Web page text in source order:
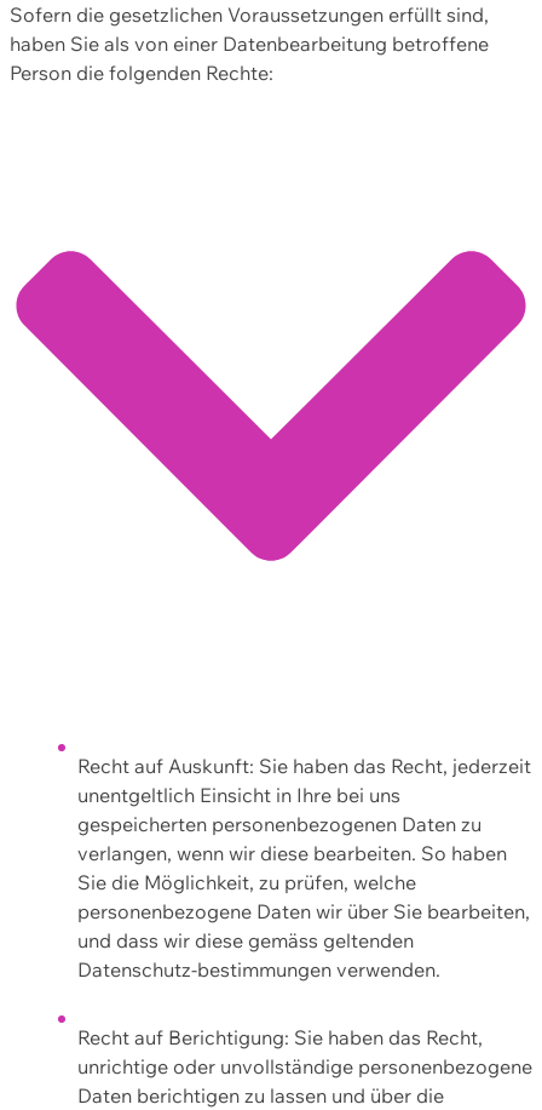
Sofern die gesetzlichen Voraussetzungen erfüllt sind,
haben Sie als von einer Datenbearbeitung betroffene
Person die folgenden Rechte:
Recht auf Auskunft: Sie haben das Recht, jederzeit
unentgeltlich Einsicht in Ihre bei uns
gespeicherten personenbezogenen Daten zu
verlangen, wenn wir diese bearbeiten. So haben
Sie die Möglichkeit, zu prüfen, welche
personenbezogene Daten wir über Sie bearbeiten,
und dass wir diese gemäss geltenden
Datenschutz-bestimmungen verwenden.
Recht auf Berichtigung: Sie haben das Recht,
unrichtige oder unvollständige personenbezogene
Daten berichtigen zu lassen und über die